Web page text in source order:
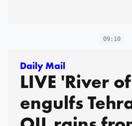
09:10
Daily Mail
LIVE 'River
engulfs